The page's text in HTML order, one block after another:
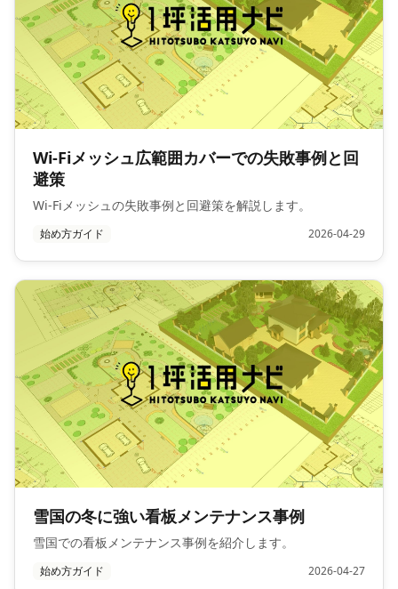
Wi-Fiメッシュ広範囲カバーでの失敗事例と回
避策
Wi-Fiメッシュの失敗事例と回避策を解説します。
始め方ガイド 2026-04-29
雪国の冬に強い看板メンテナンス事例
雪国での看板メンテナンス事例を紹介します。
始め方ガイド 2026-04-27